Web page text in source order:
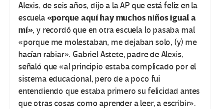
Alexis, de seis años, dijo a la AP que está feliz en la
escuela«porque aquí hay muchos niños igual a
mí», y recordó que en otra escuela lo pasaba mal
«porque me molestaban, me dejaban solo, (y) me
hacían rabiar». Gabriel Astete, padre de Alexis,
señaló que «al principio estaba complicado por el
sistema educacional, pero de a poco fui
entendiendo que estaba primero su felicidad antes
que otras cosas como aprender a leer, a escribir».